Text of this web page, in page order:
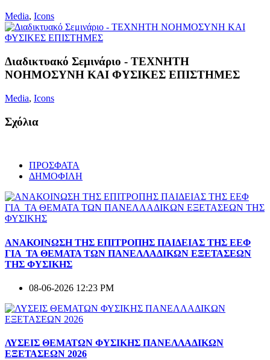
Media, Icons
Διαδικτυακό Σεμινάριο - ΤΕΧΝΗΤΗ
ΝΟΗΜΟΣΥΝΗ ΚΑΙ ΦΥΣΙΚΕΣ ΕΠΙΣΤΗΜΕΣ
Media, Icons
Σχόλια
ΠΡΟΣΦΑΤΑ
ΔΗΜΟΦΙΛΗ
ΑΝΑΚΟΙΝΩΣΗ ΤΗΣ ΕΠΙΤΡΟΠΗΣ ΠΑΙΔΕΙΑΣ ΤΗΣ ΕΕΦ
ΓΙΑ ΤΑ ΘΕΜΑΤΑ ΤΩΝ ΠΑΝΕΛΛΑΔΙΚΩΝ ΕΞΕΤΑΣΕΩΝ
ΤΗΣ ΦΥΣΙΚΗΣ
08-06-2026 12:23 PM
ΛΥΣΕΙΣ ΘΕΜΑΤΩΝ ΦΥΣΙΚΗΣ ΠΑΝΕΛΛΑΔΙΚΩΝ
ΕΞΕΤΑΣΕΩΝ 2026